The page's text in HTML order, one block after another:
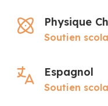
Physique
Soutien
Espagnol
Soutien